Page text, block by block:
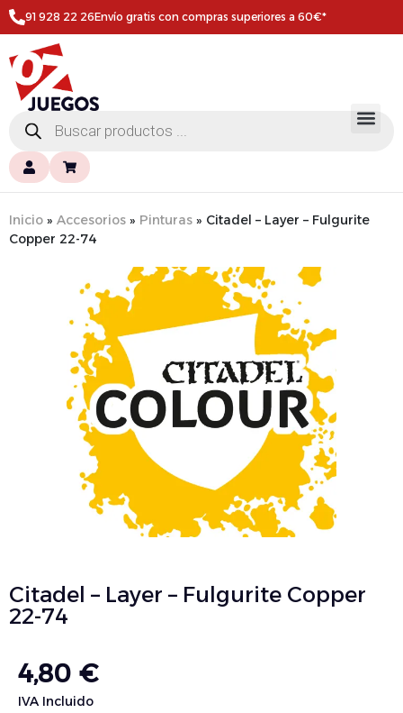
91 928 22 26Envío gratis con compras superiores a 60€*
Inicio » Accesorios » Pinturas » Citadel – Layer – Fulgurite
Copper 22-74
Citadel – Layer – Fulgurite Copper
22-74
4,80 €
IVA Incluido